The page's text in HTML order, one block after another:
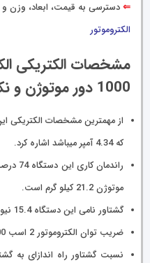
⇐ دسترسی به قیمت، ابعاد، وزن
الکتروموتور
1000 دور موتوژن و نکات مربوطه
از مهمترین مشخصات الکتریکی
که 4.34 آمپر میباشد اشاره کرد.
موتوژن 21.2 کیلو گرم است.
گشتاور نامی این دستگاه 15.4 نیوتن بر متر است.
ضریب توان الکتروموتور 2 اسب 1000 دور موتوژن 0.71 است.